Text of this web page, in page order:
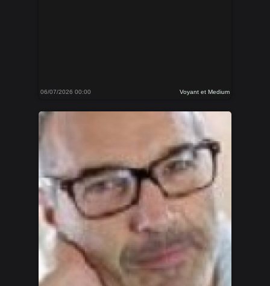
06/07/2026 00:00 Voyant et Medium